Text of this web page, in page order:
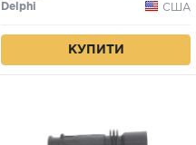
Delphi
США
КУПИТИ